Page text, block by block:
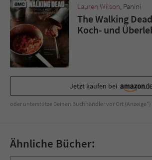
Lauren Wilson, Panini
The Walking
Koch- und
Jetzt kaufen bei
oder unterstütze Deinen Buchhändler vor Ort (Anzeige*)
Ähnliche Bücher: